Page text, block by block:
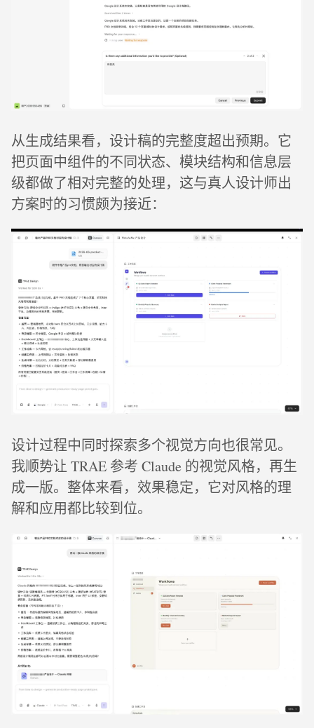
从生成结果看，设计稿的完整度超出预期。它
把页面中组件的不同状态、模块结构和信息层
级都做了相对完整的处理，这与真人设计师出
方案时的习惯颇为接近：
设计过程中同时探索多个视觉方向也很常见。
我顺势让 TRAE 参考 Claude 的视觉风格，再生
成一版。整体来看，效果稳定，它对风格的理
解和应用都比较到位。